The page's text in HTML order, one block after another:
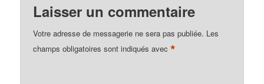
Laisser un commentaire
Votre adresse de messagerie ne sera pas publiée. Les
champs obligatoires sont indiqués avec*